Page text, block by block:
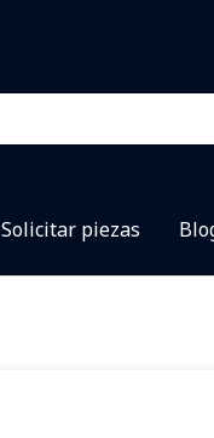
Solicitar piezas